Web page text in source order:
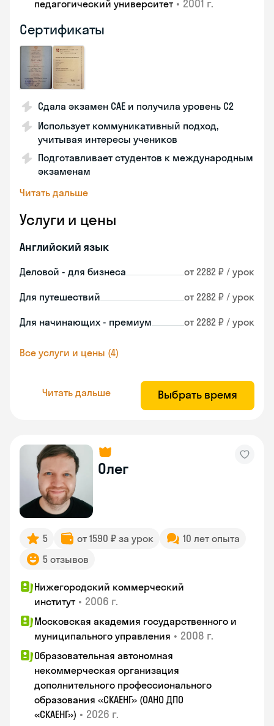
педагогический университет • 2001 г.
Сертификаты
Сдала экзамен CAE и получила уровень С2
Использует коммуникативный подход,
учитывая интересы учеников
Подготавливает студентов к международным
экзаменам
Читать дальше
Услуги и цены
Английский язык
Деловой - для бизнеса от 2282 ₽ / урок
Для путешествий от 2282 ₽ / урок
Для начинающих - премиум от 2282 ₽ / урок
Все услуги и цены (4)
Читать дальше Выбрать время
Олег
5 от 1590 ₽ за урок
10 лет опыта
5 отзывов
Нижегородский коммерческий
институт • 2006 г.
Московская академия государственного и
муниципального управления • 2008 г.
Образовательная автономная
некоммерческая организация
дополнительного профессионального
образования «СКАЕНГ» (ОАНО ДПО
«СКАЕНГ») • 2026 г.